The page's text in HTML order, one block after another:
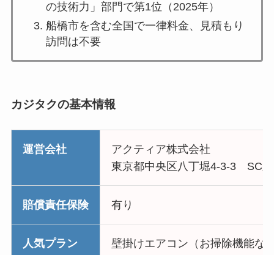
の技術力」部門で第1位（2025年）
船橋市を含む全国で一律料金、見積もり
訪問は不要
カジタクの基本情報
運営会社
アクティア株式会社
東京都中央区八丁堀4-3-3 SC
賠償責任保険 有り
人気プラン
壁掛けエアコン（お掃除機能な